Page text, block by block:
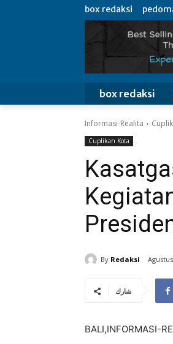
box redaksi
box redaksi
Informasi-Realita
Cuplikan Kota
By Redaksi
شارك
BALI,INFORMASI-